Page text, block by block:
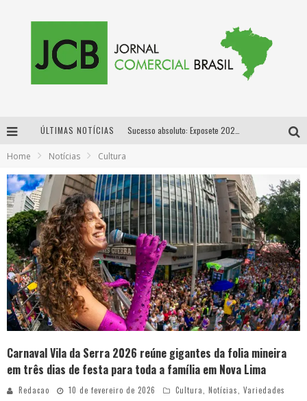
ÚLTIMAS NOTÍCIAS
Designer mineira lança jogo educativo sobre coleta seletiva na maior feira de jogos de tabuleiro da América Latina
Proibida anuncia retorno da Puro Malte Extra e consolida trajetória de democratização cervejeira no Brasil
Home Notícias Cultura
Carnaval Vila da Serra 2026 reúne gigantes da folia mineira
em três dias de festa para toda a família em Nova Lima
Redacao 10 de fevereiro de 2026 Cultura, Notícias, Variedades